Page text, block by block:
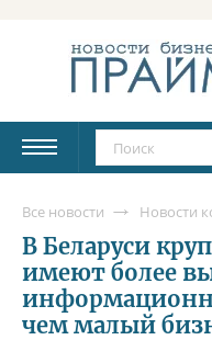
Все новости Новости
В Беларуси
имеют более
чем малый